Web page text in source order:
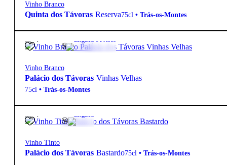
Vinho Branco
Quinta dos Távoras Reserva75cl • Trás-os-Montes
26,15€ Elegante e Fresco
Vinho Branco
Palácio dos Távoras Vinhas Velhas
75cl • Trás-os-Montes
25,15€ Elegante
Vinho Tinto
Palácio dos Távoras Bastardo75cl • Trás-os-Montes